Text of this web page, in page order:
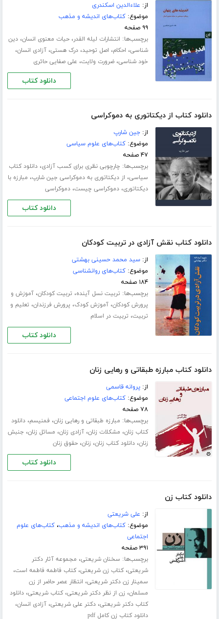
از: علاءالدین اسکندری
موضوع:کتاب‌های اندیشه و مذهب
۹۹ صفحه
برچسب‌ها: انتشارات لیله القدر،حیات معنوی انسان،دین
شناسی، احکام، اصل توحید،درک هستی،آزادی انسان،
خود شناسی،ضرورت ولایت، علی صفایی حائری
دانلود کتاب
دانلود کتاب از دیکتاتوری به دموکراسی
از:جین شارپ
موضوع:کتاب‌های علوم سیاسی
۴۷ صفحه
برچسب‌ها: چارچوبی نظری برای کسب آزادی،دانلود کتاب
سیاسی، از دیکتاتوری به دموکراسی جین شارپ، مبارزه با
دیکتاتوری،دموکراسی چیست،دموکراسی
دانلود کتاب
دانلود کتاب نقش آزادی در تربیت کودکان
از:سید محمد حسینی بهشتی
موضوع:کتاب‌های روانشناسی
۱۸۴ صفحه
برچسب‌ها: تربیت نسل آینده، تربیت کودکان،آموزش و
پرورش کودکان،آموزش کودک، پرورش فرزندان، تعلیم و
تربیت، تربیت در اسلام
دانلود کتاب
دانلود کتاب مبارزه طبقاتی و رهایی زنان
از:پروانه قاسمی
موضوع:کتاب‌های علوم اجتماعی
۷۸ صفحه
برچسب‌ها: مبارزه طبقاتی و رهایی زنان، فمنیسم،دانلود
کتاب زنان، مشکلات زنان،آزادی زنان، مسائل زنان، جنبش
زنان،دانلود کتاب زنان، زنان،حقوق زنان
دانلود کتاب
دانلود کتاب زن
از: علی شریعتی
موضوع:کتاب‌های اندیشه و مذهب،کتاب‌های علوم
اجتماعی
۳۹۱ صفحه
برچسب‌ها: سخنان شریعتی، مجموعه آثار دکتر
شریعتی،کتاب زن شریعتی،کتاب فاطمه فاطمه است،
سمینار زن دکتر شریعتی، انتظار عصر حاضر از زن
مسلمان، زن از نظر دکتر شریعتی،کتاب شریعتی،دانلود
کتاب دکتر شریعتی،دکتر علی شریعتی،آزادی انسان،
دانلود کتاب زن کامل pdf